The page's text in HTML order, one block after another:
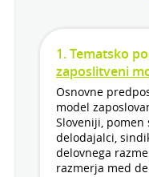
1.Tematsko
zaposlitveni
Osnovne
model
Sloveniji, pomen
delodajalci,
delovnega
razmerja med